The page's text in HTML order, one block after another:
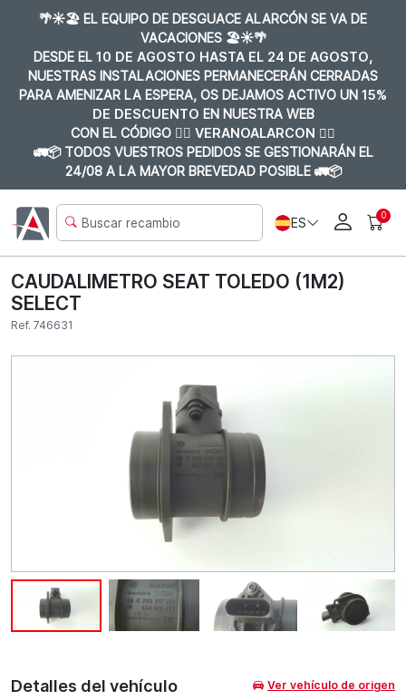
🌴☀️🏖️ EL EQUIPO DE DESGUACE ALARCÓN SE VA DE
VACACIONES 🏖️☀️🌴
DESDE EL 10 DE AGOSTO HASTA EL 24 DE AGOSTO,
NUESTRAS INSTALACIONES PERMANECERÁN CERRADAS
PARA AMENIZAR LA ESPERA, OS DEJAMOS ACTIVO UN 15%
DE DESCUENTO EN NUESTRA WEB
CON EL CÓDIGO 👉🏼 VERANOALARCON 👈🏼
🚛📦 TODOS VUESTROS PEDIDOS SE GESTIONARÁN EL
24/08 A LA MAYOR BREVEDAD POSIBLE 🚛📦
ES 0
CAUDALIMETRO SEAT TOLEDO (1M2)
SELECT
Ref. 746631
Detalles del vehículo Ver vehículo de origen